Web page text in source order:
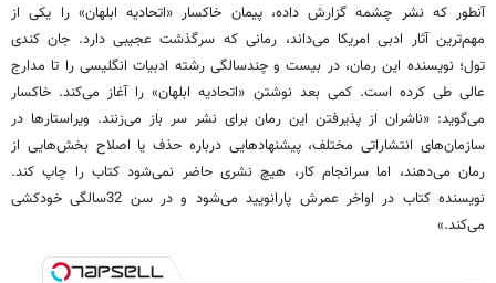
آنطور که نشر چشمه گزارش داده، پیمان خاکسار ‌«اتحادیه ابلهان» را یکی از
مهم‌ترین آثار ادبی امریکا می‌داند، رمانی که سرگذشت عجیبی دارد. جان کندی
تول؛‌ نویسنده‌ این رمان، در بیست و چندسالگی رشته ادبیات انگلیسی را تا مدارج
عالی طی کرده است. کمی بعد نوشتن «اتحادیه‌ ابلهان» را آغاز می‌کند. خاکسار
می‌گوید: «ناشران از پذیرفتن این رمان برای نشر سر باز می‌زنند. ویراستارها در
سازمان‌های انتشاراتی مختلف، پیشنهادهایی درباره‌ حذف یا اصلاح بخش‌هایی از
رمان می‌دهند، اما سرانجام کار، هیچ نشری حاضر نمی‌شود کتاب را چاپ کند.
نویسنده‌ کتاب در اواخر عمرش پارانویید می‌شود و در سن 32سالگی خودکشی
می‌کند.»